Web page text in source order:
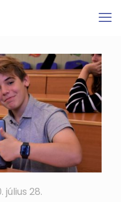
július 28.